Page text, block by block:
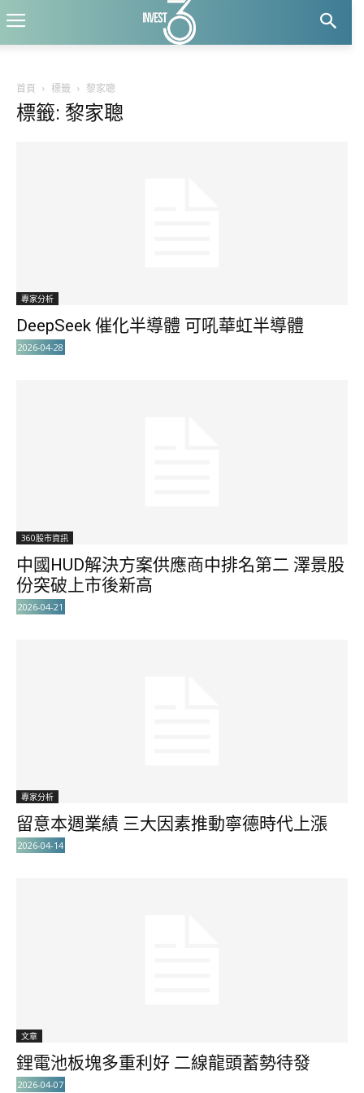
首頁 標籤 黎家聰
標籤: 黎家聰
專家分析
DeepSeek 催化半導體 可吼華虹半導體
2026-04-28
360股市資訊
中國HUD解決方案供應商中排名第二 澤景股
份突破上市後新高
2026-04-21
專家分析
留意本週業績 三大因素推動寧德時代上漲
2026-04-14
文章
鋰電池板塊多重利好 二線龍頭蓄勢待發
2026-04-07